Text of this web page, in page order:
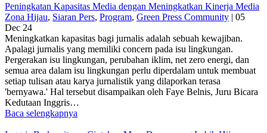
Peningkatan Kapasitas Media dengan Meningkatkan Kinerja Media
Zona Hijau, Siaran Pers, Program, Green Press Community | 05
Dec 24
Meningkatkan kapasitas bagi jurnalis adalah sebuah kewajiban.
Apalagi jurnalis yang memiliki concern pada isu lingkungan.
Pergerakan isu lingkungan, perubahan iklim, net zero energi, dan
semua area dalam isu lingkungan perlu diperdalam untuk membuat
setiap tulisan atau karya jurnalistik yang dilaporkan terasa
'bernyawa.' Hal tersebut disampaikan oleh Faye Belnis, Juru Bicara
Kedutaan Inggris…
Baca selengkapnya